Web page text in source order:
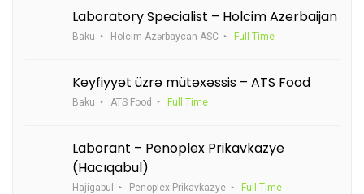
Laboratory Specialist – Holcim Azerbaijan
Baku Holcim Azərbaycan ASC Full Time
Keyfiyyət üzrə mütəxəssis – ATS Food
Baku ATS Food Full Time
Laborant – Penoplex Prikavkazye
(Hacıqabul)
Hajigabul Penoplex Prikavkazye Full Time